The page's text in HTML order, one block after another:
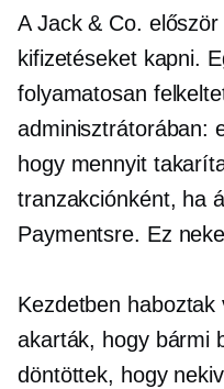
A Jack & Co.
kifizetéseket kapni.
folyamatosan
adminisztrátorában:
hogy mennyit
tranzakciónként, ha
Paymentsre. Ez
Kezdetben
akarták, hogy bármi
döntöttek, hogy